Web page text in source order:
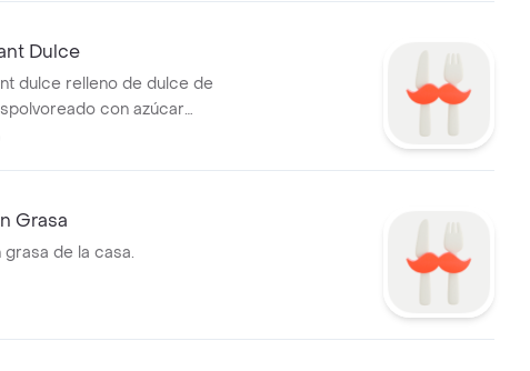
Dulce
dulce relleno de dulce de
con azúcar
Grasa
grasa de la casa.